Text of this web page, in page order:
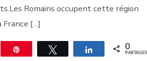
Romains occupent cette région
France […]
Tweetez Partagez 0
PARTAGES